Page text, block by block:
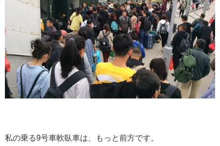
私の乗る9号車軟臥車は、もっと前方です。